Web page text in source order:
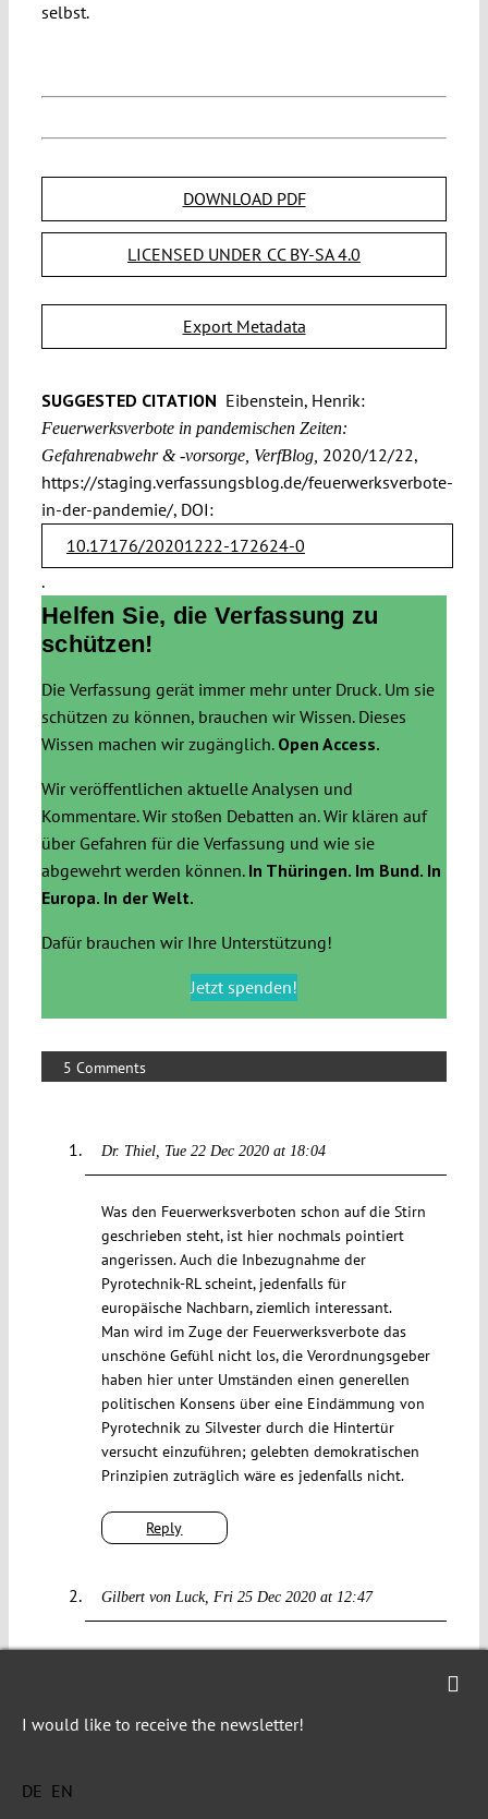
selbst.
DOWNLOAD PDF
LICENSED UNDER CC BY-SA 4.0
Export Metadata
SUGGESTED CITATION Eibenstein, Henrik:
Feuerwerksverbote in pandemischen Zeiten:
Gefahrenabwehr & -vorsorge, VerfBlog, 2020/12/22,
https://staging.verfassungsblog.de/feuerwerksverbote-
in-der-pandemie/, DOI:
10.17176/20201222-172624-0
.
Helfen Sie, die Verfassung zu
schützen!
Die Verfassung gerät immer mehr unter Druck. Um sie
schützen zu können, brauchen wir Wissen. Dieses
Wissen machen wir zugänglich. Open Access.
Wir veröffentlichen aktuelle Analysen und
Kommentare. Wir stoßen Debatten an. Wir klären auf
über Gefahren für die Verfassung und wie sie
abgewehrt werden können. In Thüringen. Im Bund. In
Europa. In der Welt.
Dafür brauchen wir Ihre Unterstützung!
Jetzt spenden!
5 Comments
Dr. Thiel Tue 22 Dec 2020 at 18:04
Reply
Was den Feuerwerksverboten schon auf die Stirn
geschrieben steht, ist hier nochmals pointiert
angerissen. Auch die Inbezugnahme der
Pyrotechnik-RL scheint, jedenfalls für
europäische Nachbarn, ziemlich interessant.
Man wird im Zuge der Feuerwerksverbote das
unschöne Gefühl nicht los, die Verordnungsgeber
haben hier unter Umständen einen generellen
politischen Konsens über eine Eindämmung von
Pyrotechnik zu Silvester durch die Hintertür
versucht einzuführen; gelebten demokratischen
Prinzipien zuträglich wäre es jedenfalls nicht.
Gilbert von Luck Fri 25 Dec 2020 at 12:47
schlechthin zu einer COVID-19 Erkrankung.”
I would like to receive the newsletter!
DE EN